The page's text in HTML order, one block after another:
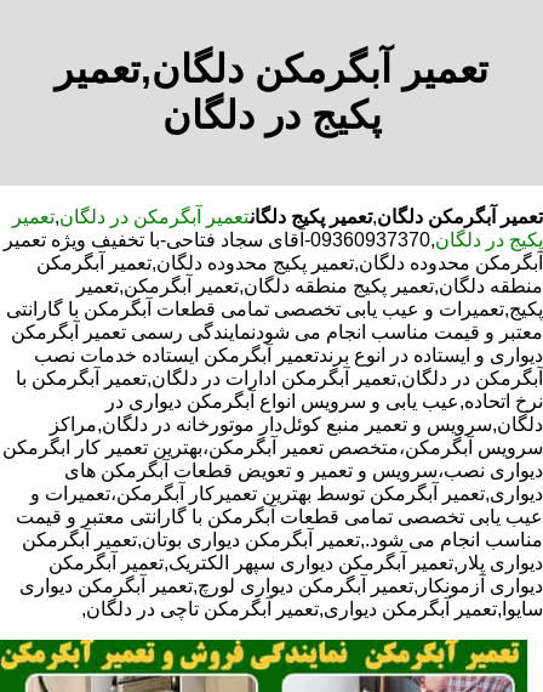
تعمیر آبگرمکن دلگان,تعمیر
پکیج در دلگان
تعمیر آبگرمکن دلگان,تعمیر پکیج دلگانتعمیر آبگرمکن در دلگان,تعمیر
پکیج در دلگان
,09360937370-آقای سجاد فتاحی-با تخفیف ویژه تعمیر
آبگرمکن محدوده دلگان,تعمیر پکیج محدوده دلگان,تعمیر آبگرمکن
منطقه دلگان,تعمیر پکیج منطقه دلگان,تعمیر آبگرمکن,تعمیر
پکیج,تعمیرات و عیب یابی تخصصی تمامی قطعات آبگرمکن با گارانتی
معتبر و قیمت مناسب انجام می شودنمایندگی رسمی تعمیر آبگرمکن
دیواری و ایستاده در انوع برندتعمیر آبگرمکن ایستاده خدمات نصب
آبگرمکن در دلگان,تعمیر آبگرمکن ادارات در دلگان,تعمیر آبگرمکن با
نرخ اتحاده,عیب یابی و سرویس انواع آبگرمکن دیواری در
دلگان,سرویس و تعمیر منبع کوئل‌دار موتورخانه در دلگان,مراکز
سرویس آبگرمکن،متخصص تعمیر آبگرمکن،بهترین تعمیر کار ابگرمکن
دیواری نصب،سرویس و تعمیر و تعویض قطعات آبگرمکن های
دیواری,تعمیر آبگرمکن توسط بهترین تعمیرکار آبگرمکن،تعمیرات و
عیب یابی تخصصی تمامی قطعات آبگرمکن با گارانتی معتبر و قیمت
مناسب انجام می شود.,تعمیر آبگرمکن دیواری بوتان,تعمیر آبگرمکن
دیواری پلار,تعمیر آبگرمکن دیواری سپهر الکتریک,تعمیر آبگرمکن
دیواری آزمونکار,تعمیر آبگرمکن دیواری لورچ,تعمیر آبگرمکن دیواری
سایوا,تعمیر آبگرمکن دیواری,تعمیر آبگرمکن تاچی در دلگان,